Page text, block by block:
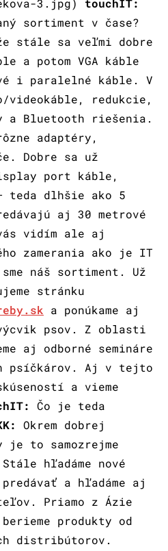
3.jpg) touchIT:
sortiment v čase?
stále sa veľmi dobre
a potom VGA káble
i paralelné káble. V
videokáble, redukcie,
a Bluetooth riešenia.
adaptéry,
Dobre sa už
port káble,
teda dlhšie ako 5
aj 30 metrové
vidím ale aj
zamerania ako je IT
náš sortiment. Už
stránku
a ponúkame aj
psov. Z oblasti
aj odborné semináre
psíčkárov. Aj v tejto
a vieme
Čo je teda
Okrem dobrej
je to samozrejme
hľadáme nové
a hľadáme aj
Priamo z Ázie
produkty od
distribútorov.